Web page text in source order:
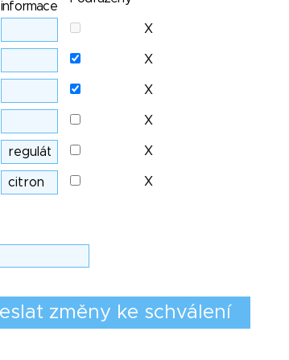
informace
X
X
X
X
X
X